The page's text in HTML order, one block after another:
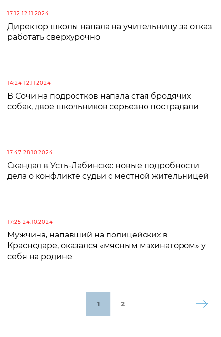
17:12 12.11.2024
Директор школы напала на учительницу за отказ
работать сверхурочно
14:24 12.11.2024
В Сочи на подростков напала стая бродячих
собак, двое школьников серьезно пострадали
17:47 28.10.2024
Скандал в Усть-Лабинске: новые подробности
дела о конфликте судьи с местной жительницей
17:25 24.10.2024
Мужчина, напавший на полицейских в
Краснодаре, оказался «мясным махинатором» у
себя на родине
1 2